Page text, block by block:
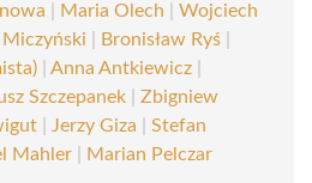
Maria Olech
Wojciech
Miczyński Bronisław Ryś
Anna Antkiewicz
Szczepanek
Zbigniew
Jerzy Giza
Stefan
Mahler Marian Pelczar